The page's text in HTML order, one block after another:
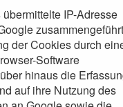
IP-Adresse
der Cookies durch
Software
hinaus die
auf ihre Nutzung des